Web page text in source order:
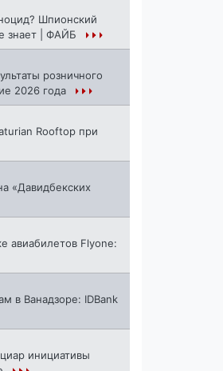
Шпионский
знает | ФАЙБ
розничного
2026 года
Rooftop при
«Давидбекских
авиабилетов Flyone:
в Ванадзоре: IDBank
инициативы